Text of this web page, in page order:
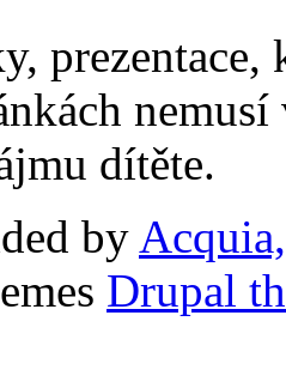
dítěte.
by
Drupal